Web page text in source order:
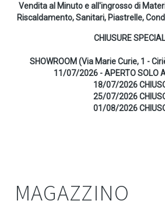
Vendita al Minuto e all'ingrosso di
Riscaldamento, Sanitari, Piastrelle,
CHIUSURE
SHOWROOM (Via Marie Curie, 1 -
11/07/2026 - APERTO SOLO
18/07/2026
25/07/2026
01/08/2026
MAGAZZINO